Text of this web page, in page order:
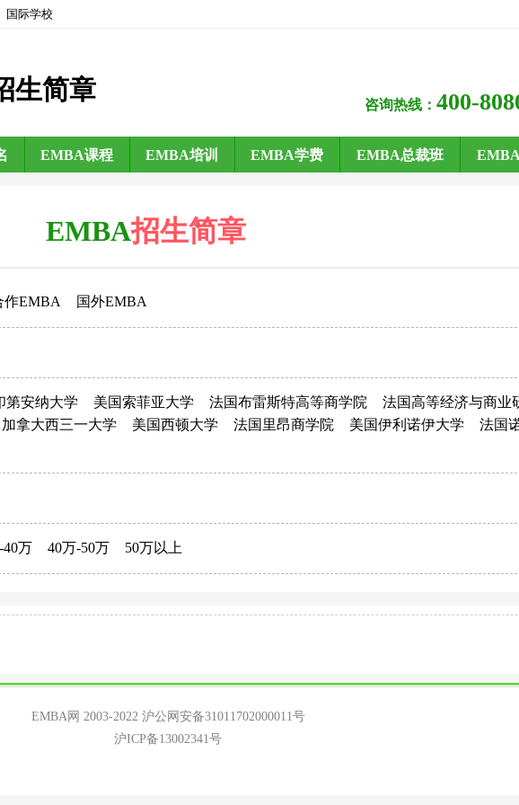
国际学校
生简章
咨询热线： 400-
EMBA课程 EMBA培训 EMBA学费 EMBA总裁班
EMBA招生简章
作EMBA 国外EMBA
第安纳大学 美国索菲亚大学 法国布雷斯特高等商学院 法国高等经济与商业
加拿大西三一大学 美国西顿大学 法国里昂商学院 美国伊利诺伊大学 法国
40万 40万-50万 50万以上
EMBA网 2003-2022 沪公网安备31011702000011号
沪ICP备13002341号